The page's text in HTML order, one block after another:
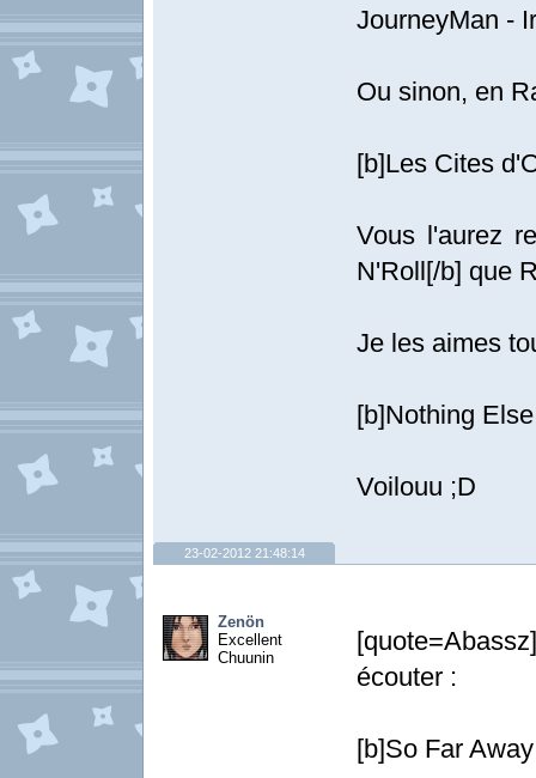
JourneyMan -
Ou sinon, en
[b]Les Cites
Vous l'aurez
N'Roll[/b] que
Je les aimes
[b]Nothing
Voilouu ;D
23-02-2012 21:48:14
Zenön
Excellent
Chuunin
écouter :
[b]So Far